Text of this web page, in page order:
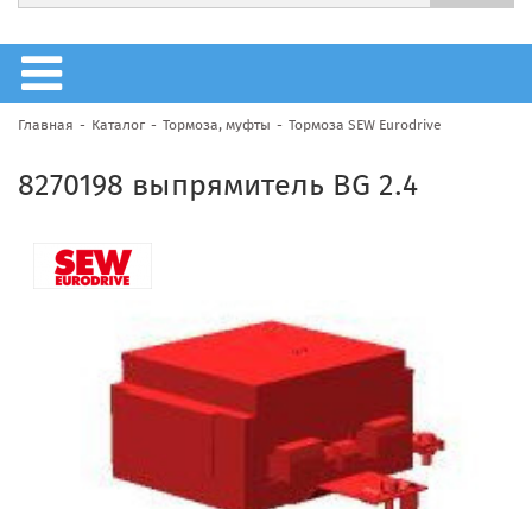
Главная Каталог Тормоза, муфты Тормоза SEW Eurodrive
8270198 выпрямитель BG 2.4